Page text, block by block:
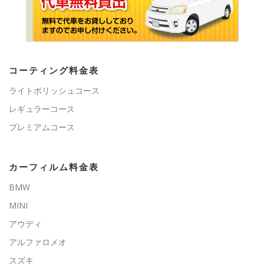
コーティング料金表
ライトポリッシュコース
レギュラーコース
プレミアムコース
カーフィルム料金表
BMW
MINI
アウディ
アルファロメオ
スズキ